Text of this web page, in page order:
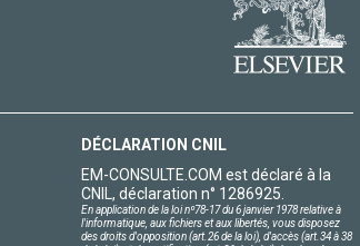
DÉCLARATION CNIL
EM-CONSULTE.COM est déclaré à la
CNIL, déclaration n° 1286925.
En application de la loi nº78-17 du 6 janvier 1978 relative à
l'informatique, aux fichiers et aux libertés, vous disposez
des droits d'opposition (art.26 de la loi), d'accès (art.34 à 38